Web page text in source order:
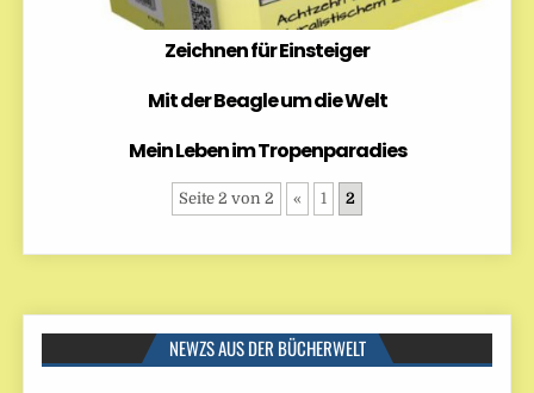
Zeichnen für Einsteiger
Mit der Beagle um die Welt
Mein Leben im Tropenparadies
Seite 2 von 2 « 1 2
NEWZS AUS DER BÜCHERWELT